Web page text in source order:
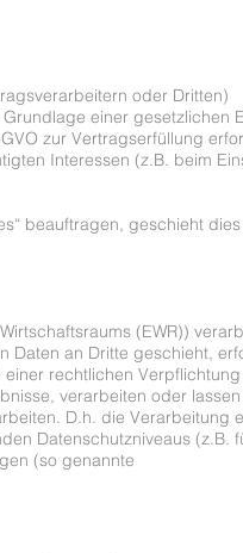
oder Dritten)
einer gesetzlichen
zur Vertragserfüllung
Interessen (z.B. beim
beauftragen, geschieht
(EWR))
Daten an Dritte geschieht,
rechtlichen
verarbeiten oder
D.h. die Verarbeitung
Datenschutzniveaus (z.B.
(so genannte